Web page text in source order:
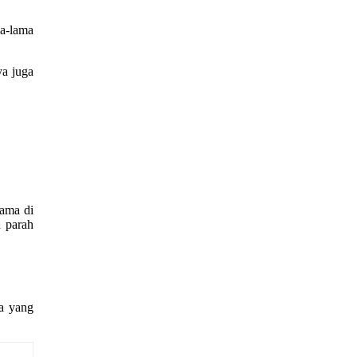
lama
juga
di
parah
yang